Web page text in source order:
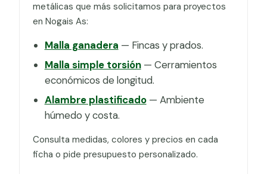
metálicas que más solicitamos para proyectos
en Nogais As:
Malla ganadera — Fincas y prados.
Malla simple torsión— Cerramientos
económicos de longitud.
Alambre plastificado— Ambiente
húmedo y costa.
Consulta medidas, colores y precios en cada
ficha o pide presupuesto personalizado.